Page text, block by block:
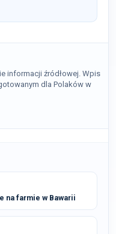
informacji źródłowej. Wpis
dla Polaków w
na farmie w Bawarii